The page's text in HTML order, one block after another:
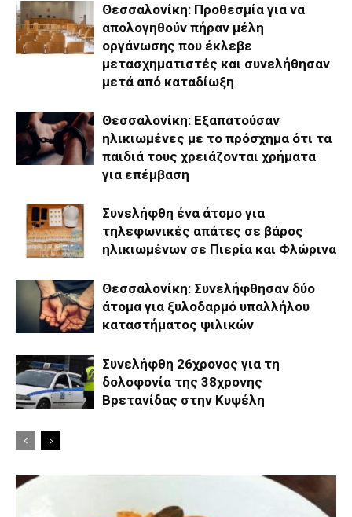
Θεσσαλονίκη: Προθεσμία για να
απολογηθούν πήραν μέλη
οργάνωσης που έκλεβε
μετασχηματιστές και συνελήθησαν
μετά από καταδίωξη
Θεσσαλονίκη: Εξαπατούσαν
ηλικιωμένες με το πρόσχημα ότι τα
παιδιά τους χρειάζονται χρήματα
για επέμβαση
Συνελήφθη ένα άτομο για
τηλεφωνικές απάτες σε βάρος
ηλικιωμένων σε Πιερία και Φλώρινα
Θεσσαλονίκη: Συνελήφθησαν δύο
άτομα για ξυλοδαρμό υπαλλήλου
καταστήματος ψιλικών
Συνελήφθη 26χρονος για τη
δολοφονία της 38χρονης
Βρετανίδας στην Κυψέλη